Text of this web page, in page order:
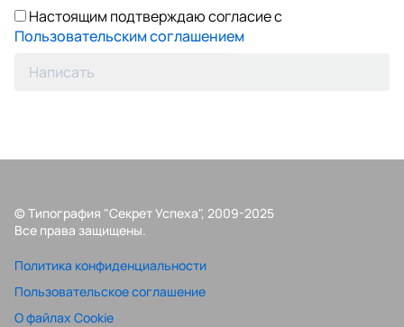
Настоящим подтверждаю согласие с
Пользовательским соглашением
Написать
© Типография "Секрет Успеха", 2009-2025
Все права защищены.
Политика конфиденциальности
Пользовательское соглашение
О файлах Cookie